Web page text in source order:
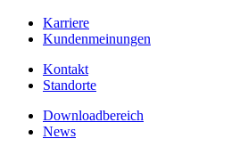
Karriere
Kundenmeinungen
Kontakt
Standorte
Downloadbereich
News